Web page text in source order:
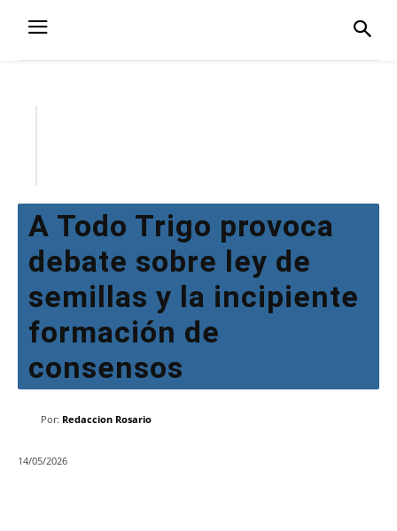
A Todo Trigo provoca
debate sobre ley de
semillas y la incipiente
formación de
consensos
Por: Redaccion Rosario
14/05/2026